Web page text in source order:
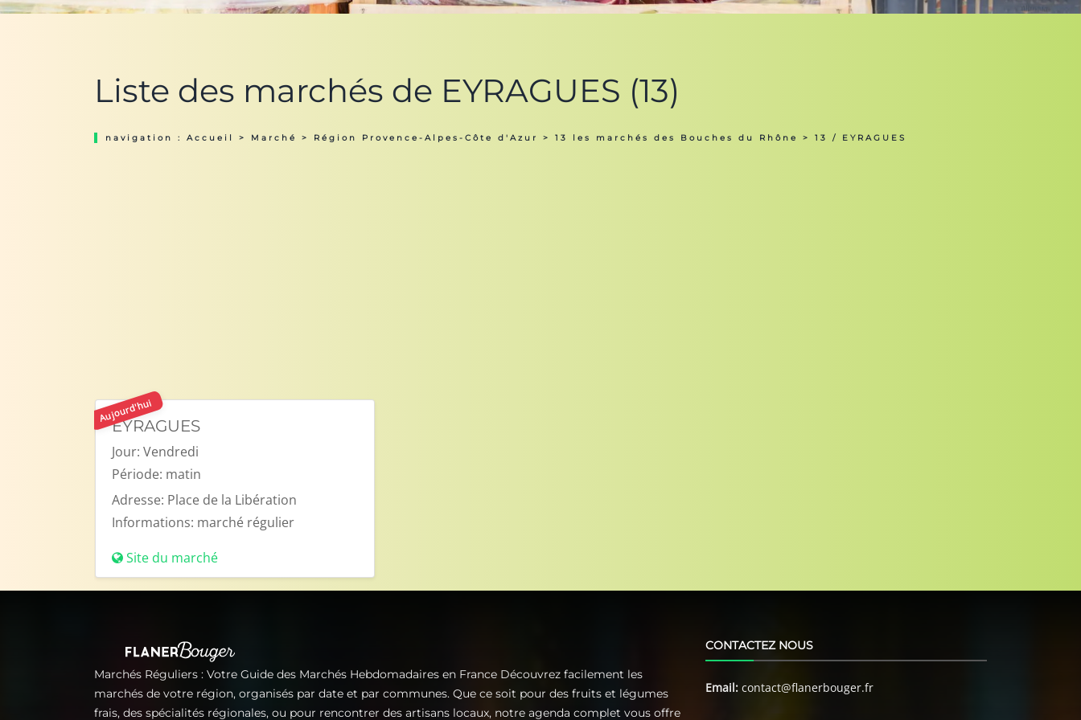
Liste des marchés de EYRAGUES (13)
navigation : Accueil > Marché > Région Provence-Alpes-Côte d'Azur > 13 les marchés des Bouches du Rhône > 13 / EYRAGUES
Aujourd'hui
EYRAGUES
Jour: Vendredi
Période: matin
Adresse: Place de la Libération
Informations: marché régulier
Site du marché
Marchés Réguliers : Votre Guide des Marchés Hebdomadaires en France Découvrez facilement les
marchés de votre région, organisés par date et par communes. Que ce soit pour des fruits et légumes
frais, des spécialités régionales, ou pour rencontrer des artisans locaux, notre agenda complet vous offre
CONTACTEZ NOUS
Email: contact@flanerbouger.fr